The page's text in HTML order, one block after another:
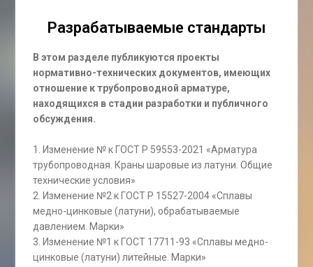
Разрабатываемые стандарты
В этом разделе публикуются проекты
нормативно-технических документов, имеющих
отношение к трубопроводной арматуре,
находящихся в стадии разработки и публичного
обсуждения.
1. Изменение № к ГОСТ Р 59553-2021 «Арматура
трубопроводная. Краны шаровые из латуни. Общие
технические условия»
2. Изменение №2 к ГОСТ Р 15527-2004 «Сплавы
медно-цинковые (латуни), обрабатываемые
давлением. Марки»
3. Изменение №1 к ГОСТ 17711-93 «Сплавы медно-
цинковые (латуни) литейные. Марки»